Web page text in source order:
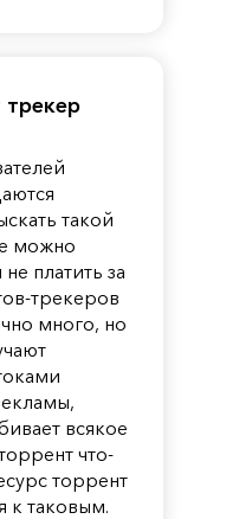
трекер
такой
можно
платить за
трекеров
много, но
всякое
что-
торрент
к таковым.